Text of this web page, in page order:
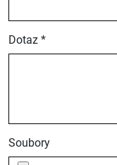
Dotaz *
Soubory